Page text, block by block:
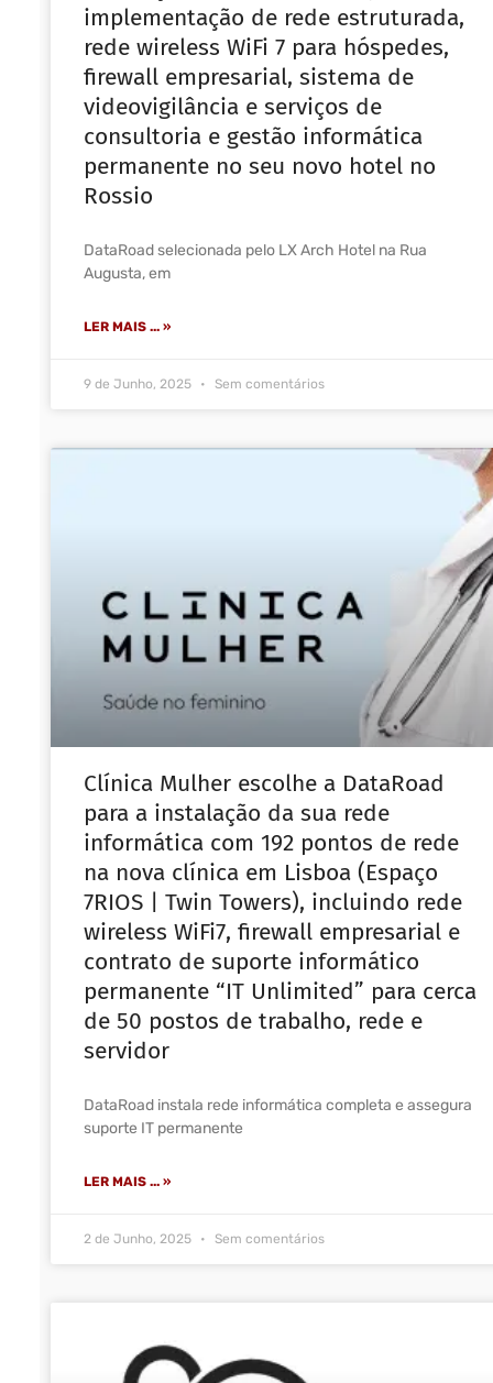
implementação de rede estruturada,
rede wireless WiFi 7 para hóspedes,
firewall empresarial, sistema de
videovigilância e serviços de
consultoria e gestão informática
permanente no seu novo hotel no
Rossio
DataRoad selecionada pelo LX Arch Hotel na Rua
Augusta, em
LER MAIS ... »
9 de Junho, 2025 Sem comentários
Clínica Mulher escolhe a DataRoad
para a instalação da sua rede
informática com 192 pontos de rede
na nova clínica em Lisboa (Espaço
7RIOS | Twin Towers), incluindo rede
wireless WiFi7, firewall empresarial e
contrato de suporte informático
permanente “IT Unlimited” para cerca
de 50 postos de trabalho, rede e
servidor
DataRoad instala rede informática completa e assegura
suporte IT permanente
LER MAIS ... »
2 de Junho, 2025 Sem comentários